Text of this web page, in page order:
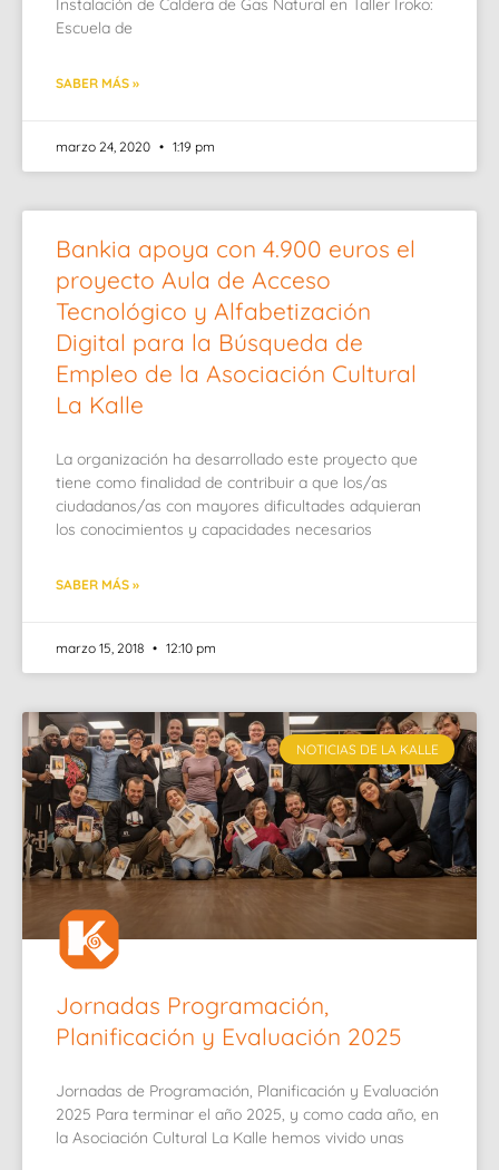
Instalación de Caldera de Gas Natural en Taller Iroko:
Escuela de
SABER MÁS »
marzo 24, 2020 1:19 pm
Bankia apoya con 4.900 euros el
proyecto Aula de Acceso
Tecnológico y Alfabetización
Digital para la Búsqueda de
Empleo de la Asociación Cultural
La Kalle
La organización ha desarrollado este proyecto que
tiene como finalidad de contribuir a que los/as
ciudadanos/as con mayores dificultades adquieran
los conocimientos y capacidades necesarios
SABER MÁS »
marzo 15, 2018 12:10 pm
NOTICIAS DE LA KALLE
Jornadas Programación,
Planificación y Evaluación 2025
Jornadas de Programación, Planificación y Evaluación
2025 Para terminar el año 2025, y como cada año, en
la Asociación Cultural La Kalle hemos vivido unas